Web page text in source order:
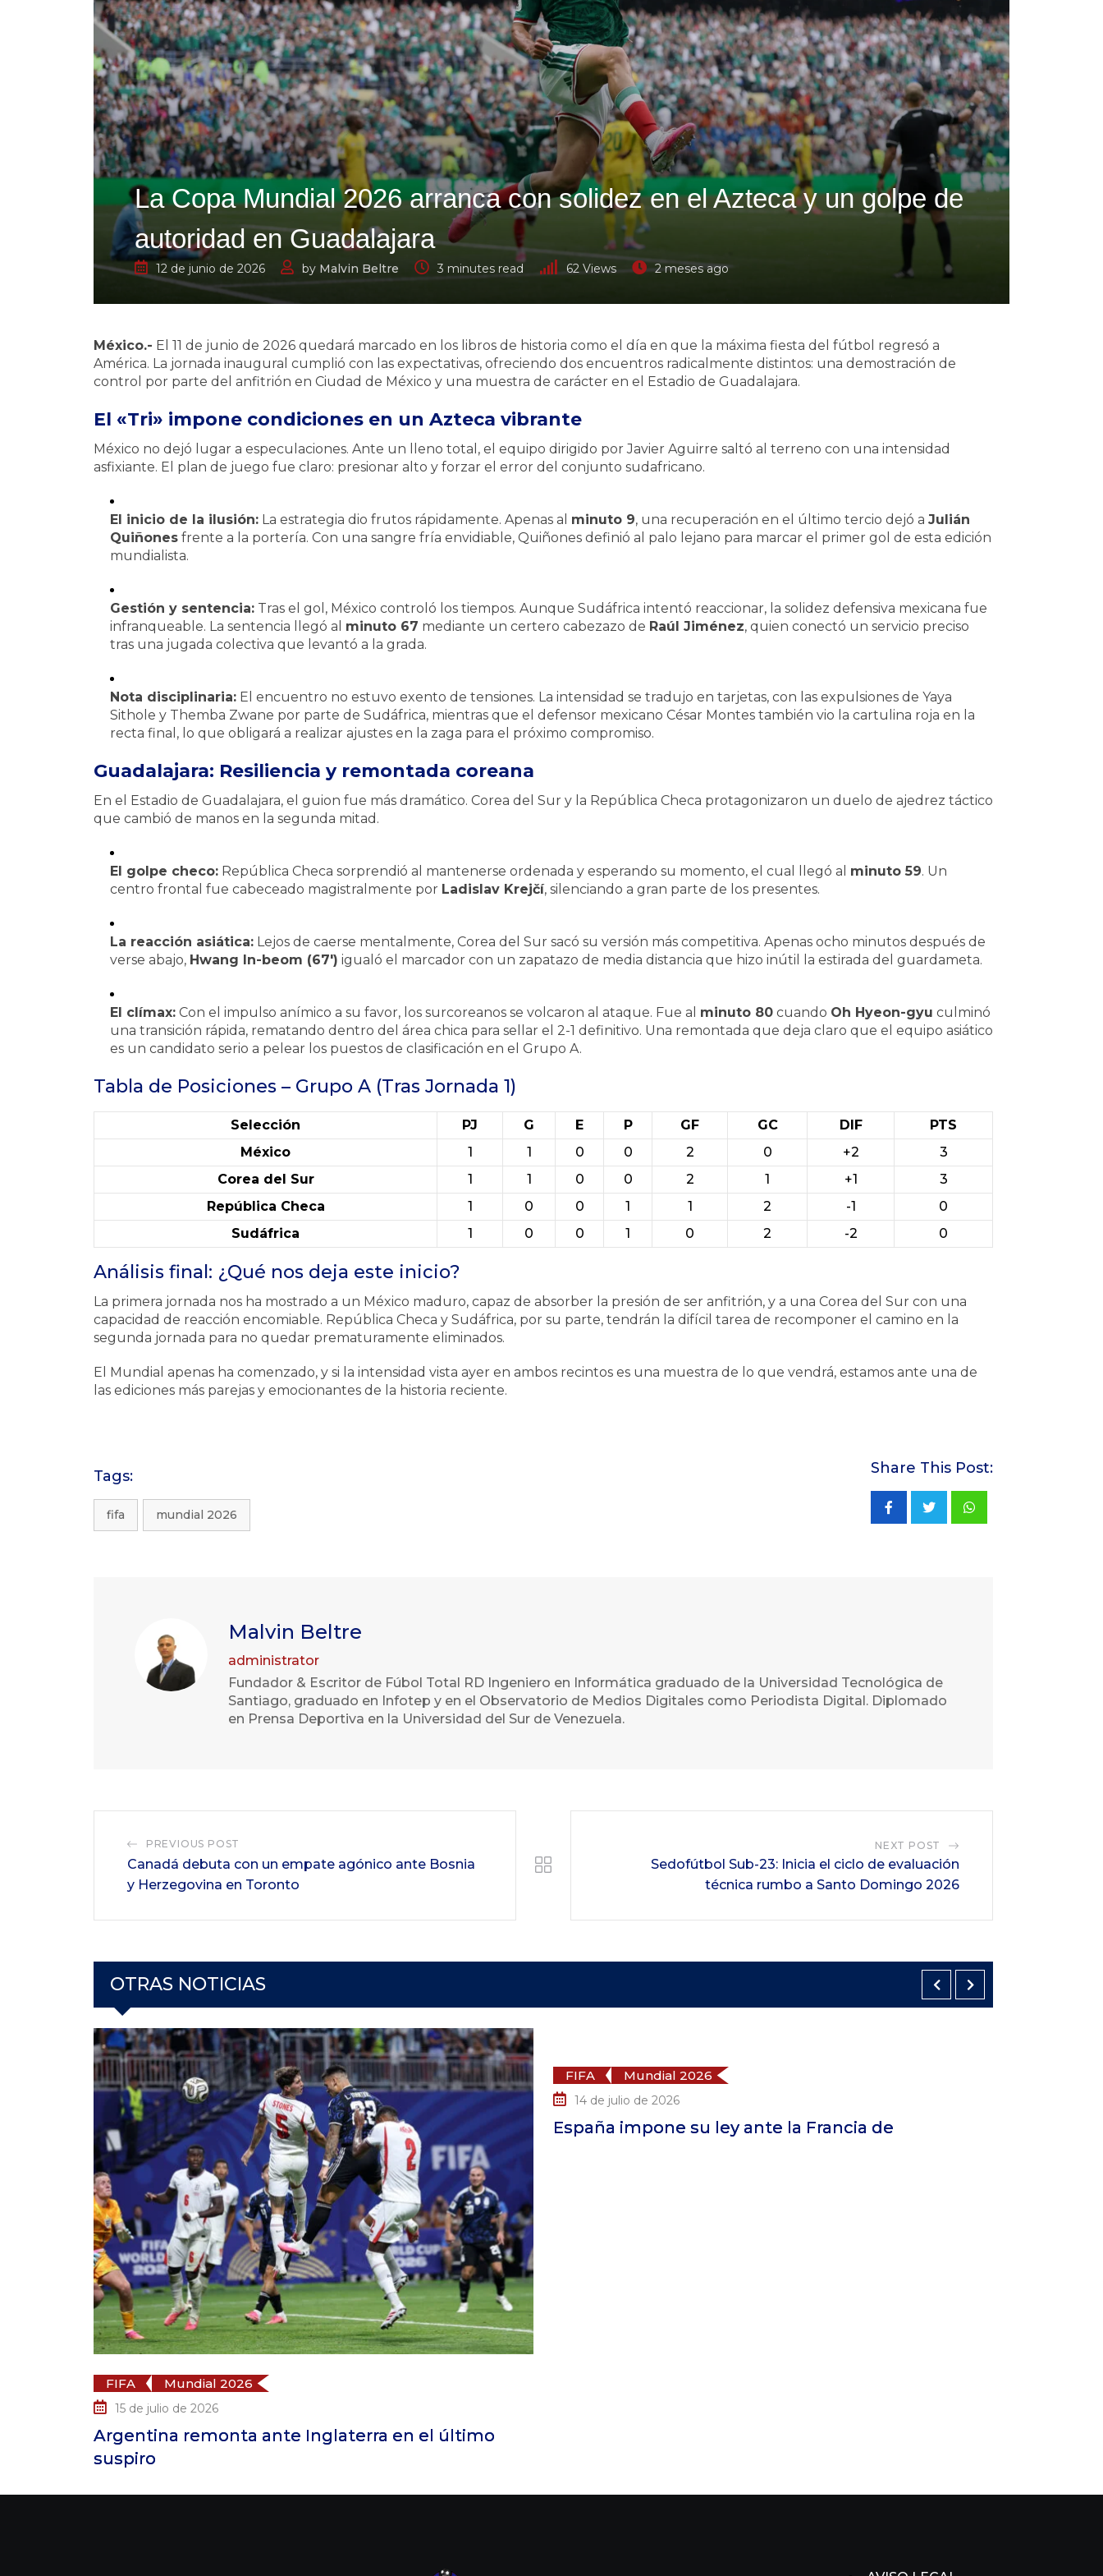
La Copa Mundial 2026 arranca con solidez en el Azteca y un golpe de
autoridad en Guadalajara
12 de junio de 2026 by Malvin Beltre 3 minutes read 62 Views 2 meses ago
México.- El 11 de junio de 2026 quedará marcado en los libros de historia como el día en que la máxima fiesta del fútbol regresó a
América. La jornada inaugural cumplió con las expectativas, ofreciendo dos encuentros radicalmente distintos: una demostración de
control por parte del anfitrión en Ciudad de México y una muestra de carácter en el Estadio de Guadalajara.
El «Tri» impone condiciones en un Azteca vibrante
México no dejó lugar a especulaciones. Ante un lleno total, el equipo dirigido por Javier Aguirre saltó al terreno con una intensidad
asfixiante. El plan de juego fue claro: presionar alto y forzar el error del conjunto sudafricano.
El inicio de la ilusión: La estrategia dio frutos rápidamente. Apenas al minuto 9, una recuperación en el último tercio dejó a Julián
Quiñones frente a la portería. Con una sangre fría envidiable, Quiñones definió al palo lejano para marcar el primer gol de esta edición
mundialista.
Gestión y sentencia: Tras el gol, México controló los tiempos. Aunque Sudáfrica intentó reaccionar, la solidez defensiva mexicana fue
infranqueable. La sentencia llegó al minuto 67 mediante un certero cabezazo de Raúl Jiménez, quien conectó un servicio preciso
tras una jugada colectiva que levantó a la grada.
Nota disciplinaria: El encuentro no estuvo exento de tensiones. La intensidad se tradujo en tarjetas, con las expulsiones de Yaya
Sithole y Themba Zwane por parte de Sudáfrica, mientras que el defensor mexicano César Montes también vio la cartulina roja en la
recta final, lo que obligará a realizar ajustes en la zaga para el próximo compromiso.
Guadalajara: Resiliencia y remontada coreana
En el Estadio de Guadalajara, el guion fue más dramático. Corea del Sur y la República Checa protagonizaron un duelo de ajedrez táctico
que cambió de manos en la segunda mitad.
El golpe checo: República Checa sorprendió al mantenerse ordenada y esperando su momento, el cual llegó al minuto 59. Un
centro frontal fue cabeceado magistralmente por Ladislav Krejčí, silenciando a gran parte de los presentes.
La reacción asiática: Lejos de caerse mentalmente, Corea del Sur sacó su versión más competitiva. Apenas ocho minutos después de
verse abajo, Hwang In-beom (67′) igualó el marcador con un zapatazo de media distancia que hizo inútil la estirada del guardameta.
El clímax: Con el impulso anímico a su favor, los surcoreanos se volcaron al ataque. Fue al minuto 80 cuando Oh Hyeon-gyu culminó
una transición rápida, rematando dentro del área chica para sellar el 2-1 definitivo. Una remontada que deja claro que el equipo asiático
es un candidato serio a pelear los puestos de clasificación en el Grupo A.
Tabla de Posiciones – Grupo A (Tras Jornada 1)
Selección PJ G E P GF GC DIF
PTS
México
1 1 0 0 2 0 +2
3
Corea del Sur
1 1 0 0 2 1 +1
3
República Checa
1 0 0 1 1 2 -1
0
Sudáfrica
1 0 0 1 0 2 -2 0
Análisis final: ¿Qué nos deja este inicio?
La primera jornada nos ha mostrado a un México maduro, capaz de absorber la presión de ser anfitrión, y a una Corea del Sur con una
capacidad de reacción encomiable. República Checa y Sudáfrica, por su parte, tendrán la difícil tarea de recomponer el camino en la
segunda jornada para no quedar prematuramente eliminados.
El Mundial apenas ha comenzado, y si la intensidad vista ayer en ambos recintos es una muestra de lo que vendrá, estamos ante una de
las ediciones más parejas y emocionantes de la historia reciente.
Tags:
fifa mundial 2026
Share This Post:
Whatsapp
Malvin Beltre
administrator
Fundador & Escritor de Fúbol Total RD Ingeniero en Informática graduado de la Universidad Tecnológica de
Santiago, graduado en Infotep y en el Observatorio de Medios Digitales como Periodista Digital. Diplomado
en Prensa Deportiva en la Universidad del Sur de Venezuela.
PREVIOUS POST
Canadá debuta con un empate agónico ante Bosnia
y Herzegovina en Toronto
NEXT POST
Sedofútbol Sub-23: Inicia el ciclo de evaluación
técnica rumbo a Santo Domingo 2026
OTRAS NOTICIAS
Inglaterra en el último
FIFA Mundial 2026
14 de julio de 2026
España impone su ley ante la Francia de Argentina venció a Suiza en la prórroga y